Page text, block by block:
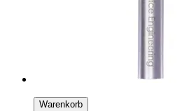
Warenkorb